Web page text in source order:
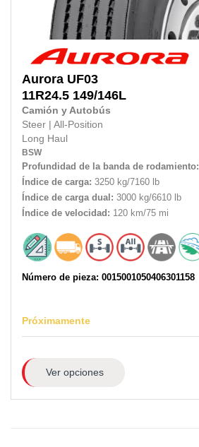
Aurora UF03
11R24.5 149/146L
Camión y Autobús
Steer
All-Position
Long Haul
BSW
Profundidad de la banda de rodamiento:
Índice de carga: 3250 kg/7160 lb
Índice de carga dual: 3000 kg/6610 lb
Índice de velocidad: 120 km/75 mi
Número de pieza: 0015001050406301158
Próximamente
Ver opciones